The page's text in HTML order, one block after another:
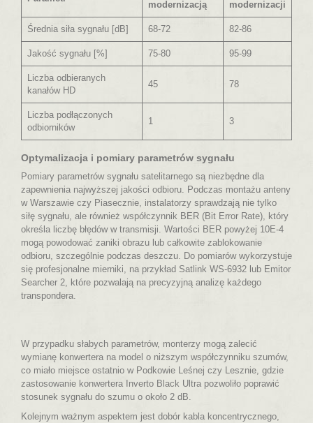
modernizacją modernizacji
Średnia siła sygnału [dB] 68-72 82-86
Jakość sygnału [%] 75-80 95-99
Liczba odbieranych
kanałów HD
45 78
Liczba podłączonych
odbiorników
1 3
Optymalizacja i pomiary parametrów sygnału
Pomiary parametrów sygnału satelitarnego są niezbędne dla
zapewnienia najwyższej jakości odbioru. Podczas montażu anteny
w Warszawie czy Piasecznie, instalatorzy sprawdzają nie tylko
siłę sygnału, ale również współczynnik BER (Bit Error Rate), który
określa liczbę błędów w transmisji. Wartości BER powyżej 10E-4
mogą powodować zaniki obrazu lub całkowite zablokowanie
odbioru, szczególnie podczas deszczu. Do pomiarów wykorzystuje
się profesjonalne mierniki, na przykład Satlink WS-6932 lub Emitor
Searcher 2, które pozwalają na precyzyjną analizę każdego
transpondera.
W przypadku słabych parametrów, monterzy mogą zalecić
wymianę konwertera na model o niższym współczynniku szumów,
co miało miejsce ostatnio w Podkowie Leśnej czy Lesznie, gdzie
zastosowanie konwertera Inverto Black Ultra pozwoliło poprawić
stosunek sygnału do szumu o około 2 dB.
Kolejnym ważnym aspektem jest dobór kabla koncentrycznego,